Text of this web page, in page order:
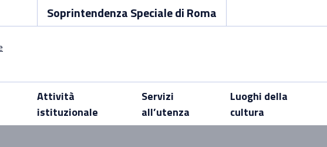
Soprintendenza Speciale di Roma
Attività
istituzionale
Servizi
all’utenza
Luoghi della
cultura